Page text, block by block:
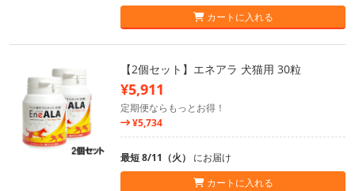
カートに入れる
【2個セット】エネアラ 犬猫用 30粒
¥5,911
定期便ならもっとお得！
¥5,734
最短 8/11（火） にお届け
カートに入れる